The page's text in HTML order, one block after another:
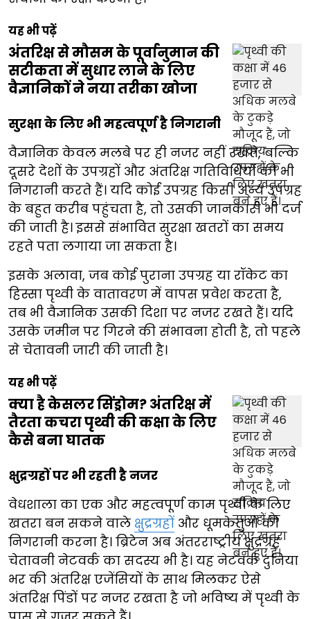
यह भी पढ़ें
अंतरिक्ष से मौसम के पूर्वानुमान की
सटीकता में सुधार लाने के लिए
वैज्ञानिकों ने नया तरीका खोजा
सुरक्षा के लिए भी महत्वपूर्ण है निगरानी
वैज्ञानिक केवल मलबे पर ही नजर नहीं रखते, बल्कि
दूसरे देशों के उपग्रहों और अंतरिक्ष गतिविधियों की भी
निगरानी करते हैं। यदि कोई उपग्रह किसी अन्य उपग्रह
के बहुत करीब पहुंचता है, तो उसकी जानकारी भी दर्ज
की जाती है। इससे संभावित सुरक्षा खतरों का समय
रहते पता लगाया जा सकता है।
इसके अलावा, जब कोई पुराना उपग्रह या रॉकेट का
हिस्सा पृथ्वी के वातावरण में वापस प्रवेश करता है,
तब भी वैज्ञानिक उसकी दिशा पर नजर रखते हैं। यदि
उसके जमीन पर गिरने की संभावना होती है, तो पहले
से चेतावनी जारी की जाती है।
यह भी पढ़ें
क्या है केसलर सिंड्रोम? अंतरिक्ष में
तैरता कचरा पृथ्वी की कक्षा के लिए
कैसे बना घातक
क्षुद्रग्रहों पर भी रहती है नजर
वेधशाला का एक और महत्वपूर्ण काम पृथ्वी के लिए
खतरा बन सकने वाले क्षुद्रग्रहों और धूमकेतुओं की
निगरानी करना है। ब्रिटेन अब अंतरराष्ट्रीय क्षुद्रग्रह
चेतावनी नेटवर्क का सदस्य भी है। यह नेटवर्क दुनिया
भर की अंतरिक्ष एजेंसियों के साथ मिलकर ऐसे
अंतरिक्ष पिंडों पर नजर रखता है जो भविष्य में पृथ्वी के